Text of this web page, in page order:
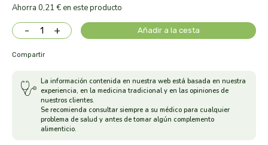
Ahorra 0,21 € en este producto
- + Añadir a la cesta
Compartir
La información contenida en nuestra web está basada en nuestra
experiencia, en la medicina tradicional y en las opiniones de
nuestros clientes.
Se recomienda consultar siempre a su médico para cualquier
problema de salud y antes de tomar algún complemento
alimenticio.
armonia
arnidol
artemis
arteoliva